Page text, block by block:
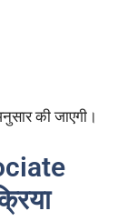
की जाएगी।